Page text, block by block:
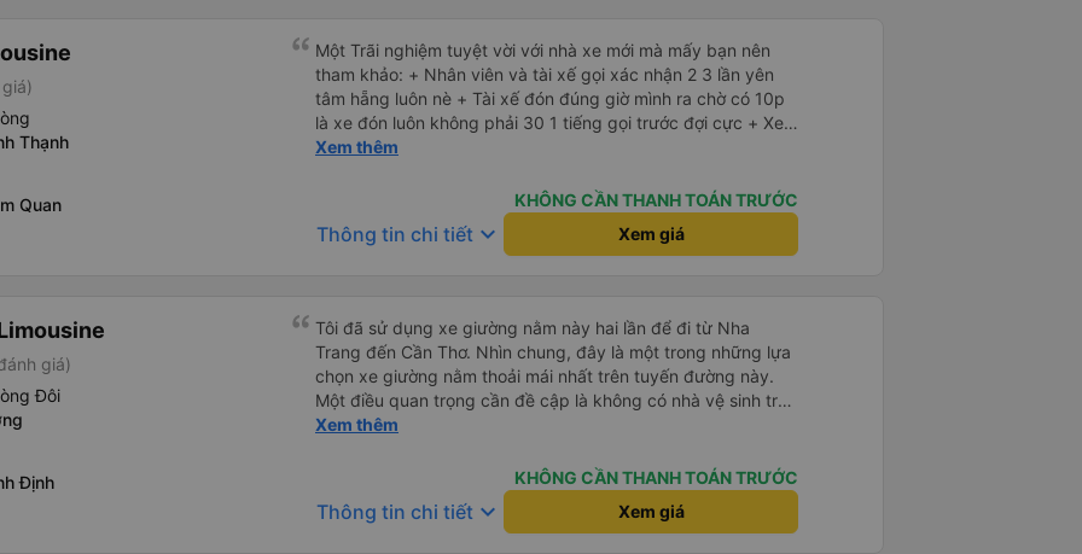
Thạnh
Quan
Một Trãi nghiệm tuyệt vời với nhà xe mới mà mấy bạn nên
tham khảo: + Nhân viên và tài xế gọi xác nhận 2 3 lần yên
tâm hẵng luôn nè + Tài xế đón đúng giờ mình ra chờ có 10p
là xe đón luôn không phải 30 1 tiếng gọi trước đợi cực + Xe
mới, xịn, thơm và Đặt biệt là cực kỳ ưng mền gối trên xe luôn
nhà xe đổi hết luôn qua gối dạng lông êm cực. + Giường
rộng cực kỳ, có móc treo dép ở trên không bị vướng chân
như các xe khác mình từng đi + Tài xế lơ xe nhiệt tình hỗ trợ
chuẩn bị thêm khăn lạnh ở trạm dừng nữa. 10đ cho sự tinh tế
của nhà xe nha.
Xem thêm
KHÔNG CẦN THANH TOÁN TRƯỚC
Thông tin chi tiết keyboard_arrow_down Xem giá
giá)
Đôi
Định
Tôi đã sử dụng xe giường nằm này hai lần để đi từ Nha
Trang đến Cần Thơ. Nhìn chung, đây là một trong những lựa
chọn xe giường nằm thoải mái nhất trên tuyến đường này.
Một điều quan trọng cần đề cập là không có nhà vệ sinh trên
xe, điều này có thể gây khó chịu trên một hành trình dài
chuyến đi vẫn khá thoải mái. Chuyến đi gần đây nhất của tôi
(hôm qua) rất tốt. Mặc dù xe bị chậm khoảng một tiếng,
nhưng công ty đã thông báo trước cho tôi, nên tôi không
Xem thêm
KHÔNG CẦN THANH TOÁN TRƯỚC
Thông tin chi tiết keyboard_arrow_down Xem giá